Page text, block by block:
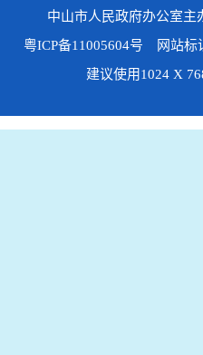
中山市人民政府办公室
粤ICP备11005604号 网站标
建议使用1024 X